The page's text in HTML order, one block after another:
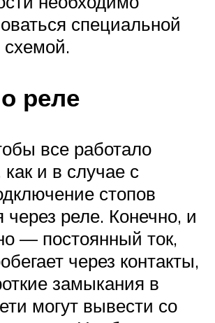
специальной
реле
все работало
и в случае с
стопов
через реле. Конечно, и
— постоянный ток,
через контакты,
замыкания в
могут вывести со